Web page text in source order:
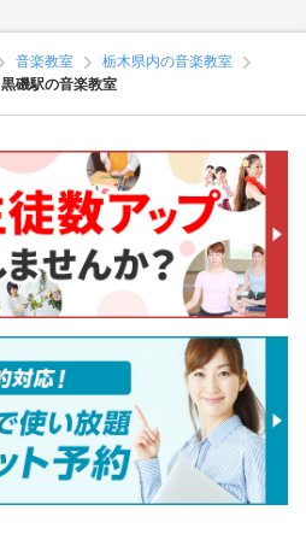
音楽教室
栃木県内の音楽教室
黒磯駅の音楽教室